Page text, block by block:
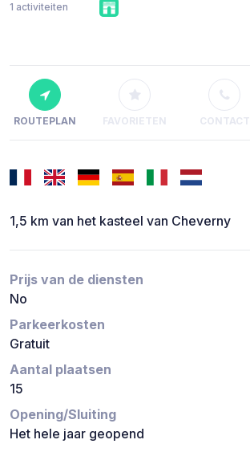
1 activiteiten
ROUTEPLAN FAVORIETEN CONTACT
1,5 km van het kasteel van Cheverny
Prijs van de diensten
No
Parkeerkosten
Gratuit
Aantal plaatsen
15
Opening/Sluiting
Het hele jaar geopend